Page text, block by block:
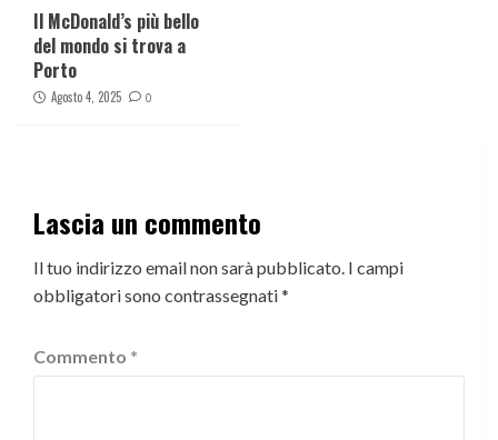
Il McDonald’s più bello
del mondo si trova a
Porto
Agosto 4, 2025 0
Lascia un commento
Il tuo indirizzo email non sarà pubblicato. I campi
obbligatori sono contrassegnati*
Commento *